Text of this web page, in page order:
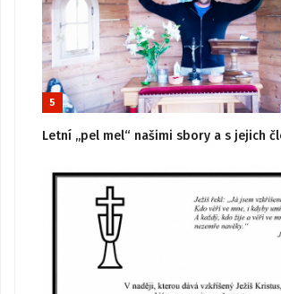
5
Letní „pel mel“ našimi sbory a s jejich